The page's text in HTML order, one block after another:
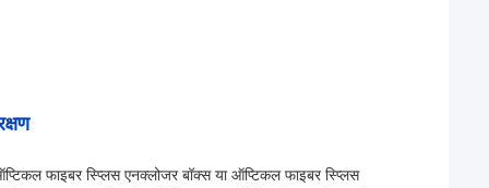
फाइबर स्प्लिस एनक्लोजर बॉक्स या ऑप्टिकल फाइबर स्प्लिस